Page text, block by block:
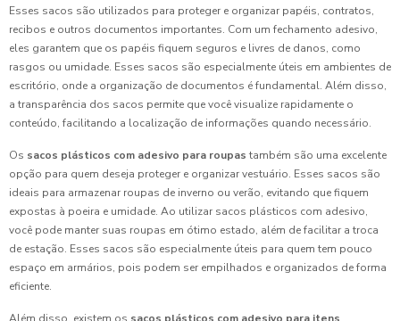
Esses sacos são utilizados para proteger e organizar papéis, contratos,
recibos e outros documentos importantes. Com um fechamento adesivo,
eles garantem que os papéis fiquem seguros e livres de danos, como
rasgos ou umidade. Esses sacos são especialmente úteis em ambientes de
escritório, onde a organização de documentos é fundamental. Além disso,
a transparência dos sacos permite que você visualize rapidamente o
conteúdo, facilitando a localização de informações quando necessário.
Os sacos plásticos com adesivo para roupas também são uma excelente
opção para quem deseja proteger e organizar vestuário. Esses sacos são
ideais para armazenar roupas de inverno ou verão, evitando que fiquem
expostas à poeira e umidade. Ao utilizar sacos plásticos com adesivo,
você pode manter suas roupas em ótimo estado, além de facilitar a troca
de estação. Esses sacos são especialmente úteis para quem tem pouco
espaço em armários, pois podem ser empilhados e organizados de forma
eficiente.